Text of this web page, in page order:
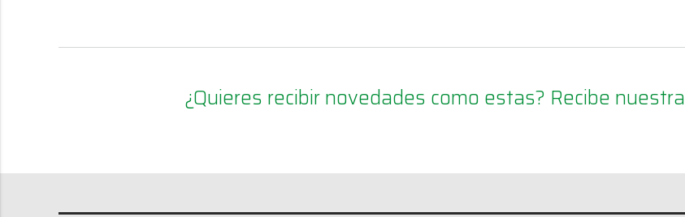
¿Quieres recibir novedades como estas? Recibe nuestra